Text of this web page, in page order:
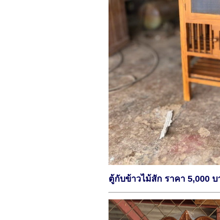
ตู้กับข้าวไม้สัก ราคา 5,000 บ